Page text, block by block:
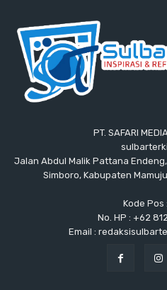
PT. SAFARI
Jalan Abdul Malik Pattana
Simboro, Kabupaten
Kode Pos
No. HP : +62
Email :